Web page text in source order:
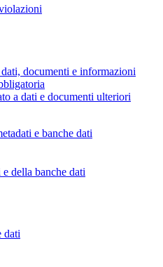
documenti e informazioni
a dati e documenti ulteriori
e banche dati
della banche dati
dati